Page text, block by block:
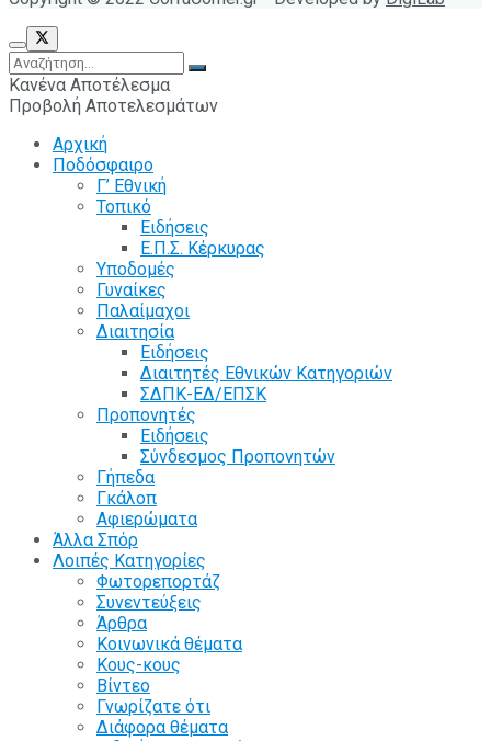
Κανένα Αποτέλεσμα
Προβολή Αποτελεσμάτων
Αρχική
Ποδόσφαιρο
Γ’ Εθνική
Τοπικό
Ειδήσεις
Ε.Π.Σ. Κέρκυρας
Υποδομές
Γυναίκες
Παλαίμαχοι
Διαιτησία
Ειδήσεις
Διαιτητές Εθνικών Κατηγοριών
ΣΔΠΚ-ΕΔ/ΕΠΣΚ
Προπονητές
Ειδήσεις
Σύνδεσμος Προπονητών
Γήπεδα
Γκάλοπ
Αφιερώματα
Άλλα Σπόρ
Λοιπές Κατηγορίες
Φωτορεπορτάζ
Συνεντεύξεις
Άρθρα
Κοινωνικά θέματα
Κους-κους
Βίντεο
Γνωρίζατε ότι
Διάφορα θέματα